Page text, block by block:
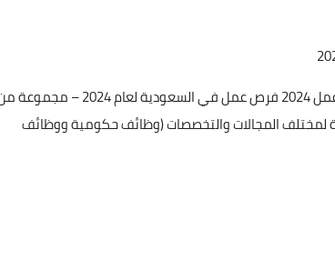
وظائف شاغرة السعودية 2024 وظائف في السعودية اكتوبر 2024 فرص عمل 2024 فرص عمل في السعودية لعام 2024 –
لمختلف المجالات والتخصصات (وظائف حكومية ووظائف